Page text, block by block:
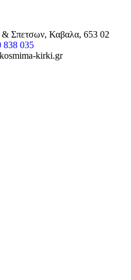
& Σπετσων, Καβαλα, 653 02
838 035
kirki.gr